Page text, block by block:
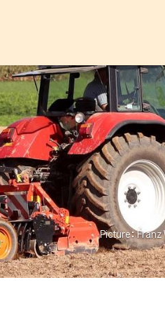
Picture: Franz